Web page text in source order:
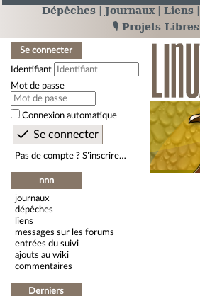
Dépêches Journaux Liens
🎙️ Projets Libres
Se connecter
Identifiant
Mot de passe
Connexion automatique
Pas de compte ? S’inscrire…
nnn
journaux
dépêches
liens
messages sur les forums
entrées du suivi
ajouts au wiki
commentaires
Derniers